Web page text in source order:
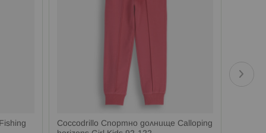
Coccodrillo Спортно долнище Calloping